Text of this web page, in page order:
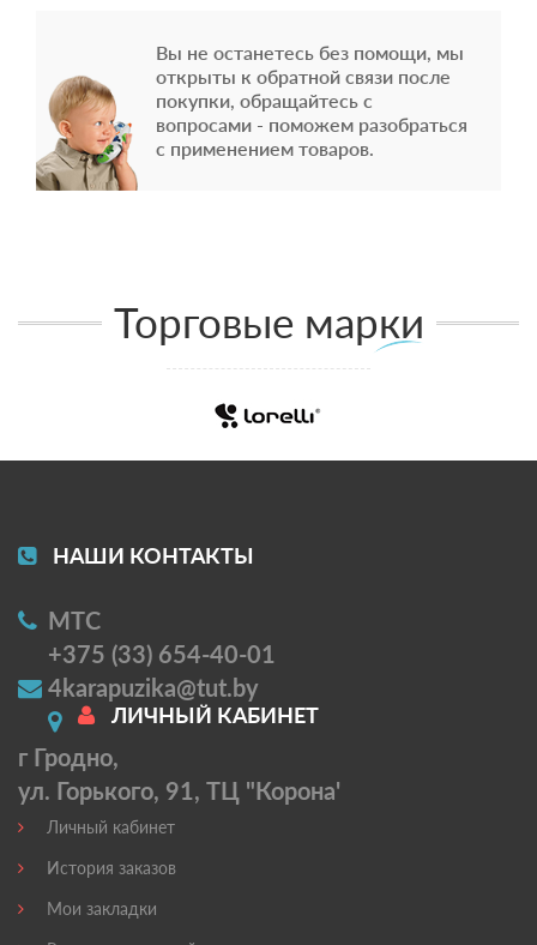
Вы не останетесь без помощи, мы
открыты к обратной связи после
покупки, обращайтесь с
вопросами - поможем разобраться
с применением товаров.
Торговые марки
НАШИ КОНТАКТЫ
МТС
+375 (33) 654-40-01
4karapuzika@tut.by
г Гродно,
ул. Горького, 91, ТЦ "Корона'
ЛИЧНЫЙ КАБИНЕТ
Личный кабинет
История заказов
Мои закладки